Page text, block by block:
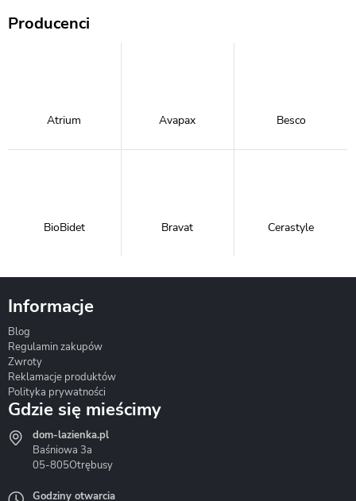
Producenci
Atrium Avapax Besco
BioBidet Bravat Cerastyle
Hydrostop
Informacje
Blog
Regulamin zakupów
Zwroty
Reklamacje produktów
Polityka prywatności
Gdzie się mieścimy
dom-lazienka.pl
Baśniowa 3a
05-805Otrębusy
Godziny otwarcia